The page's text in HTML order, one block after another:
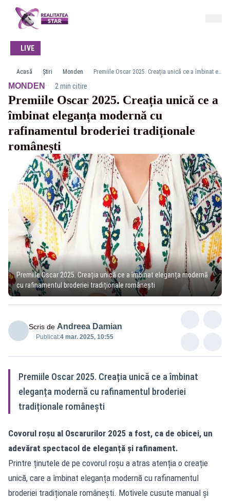
LIVE
Acasă Știri Monden Premiile Oscar 2025. Creația unică ce a îmbinat eleganța modernă cu rafinamentul broderiei tradiționale românești
MONDEN · 2 min citire
Premiile Oscar 2025. Creația unică ce a
îmbinat eleganța modernă cu
rafinamentul broderiei tradiționale
românești
Premiile Oscar 2025. Creația unică ce a îmbinat eleganța modernă
cu rafinamentul broderiei tradiționale românești
Scris de Andreea Damian
Publicat:4 mar. 2025, 10:55
Premiile Oscar 2025. Creația unică ce a îmbinat
eleganța modernă cu rafinamentul broderiei
tradiționale românești
Covorul roșu al Oscarurilor 2025 a fost, ca de obicei, un
adevărat spectacol de eleganță și rafinament.
Printre ținutele de pe covorul roșu a atras atenția o creație
unică, care a îmbinat eleganța modernă cu rafinamentul
broderiei tradiționale românești. Motivele cusute manual și